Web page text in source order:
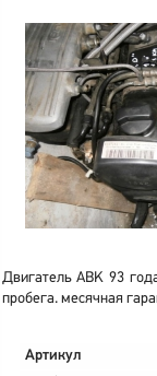
Двигатель ABK 93
пробега. месячная
Артикул